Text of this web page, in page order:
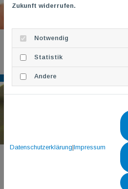
Judo
Indiaca
Zukunft widerrufen.
Notwendig
Statistik
Andere
Datenschutzerklärung|Impressum